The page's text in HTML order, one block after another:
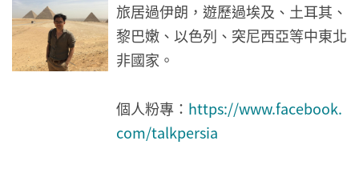
旅居過伊朗，遊歷過埃及、土耳其、
黎巴嫩、以色列、突尼西亞等中東北
非國家。
個人粉專： https://www.facebook.
com/talkpersia